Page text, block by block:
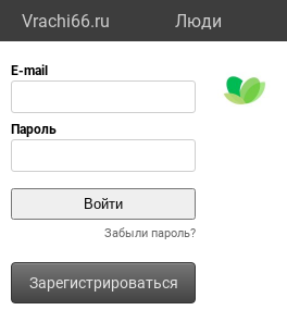
Vrachi66.ru Люди
Забыли пароль?
Зарегистрироваться